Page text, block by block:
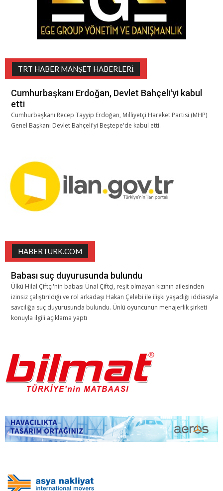
TRT HABER MANŞET HABERLERI
Cumhurbaşkanı Erdoğan, Devlet Bahçeli'yi kabul
etti
Cumhurbaşkanı Recep Tayyip Erdoğan, Milliyetçi Hareket Partisi (MHP)
Genel Başkanı Devlet Bahçeli'yi Beştepe'de kabul etti.
HABERTURK.COM
Babası suç duyurusunda bulundu
Ülkü Hilal Çiftçi'nin babası Ünal Çiftçi, reşit olmayan kızının ailesinden
izinsiz çalıştırıldığı ve rol arkadaşı Hakan Çelebi ile ilişki yaşadığı iddiasıyla
savcılığa suç duyurusunda bulundu. Ünlü oyuncunun menajerlik şirketi
konuyla ilgili açıklama yaptı